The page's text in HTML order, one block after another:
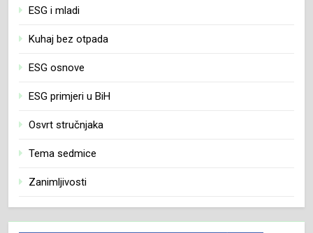
ESG i mladi
Kuhaj bez otpada
ESG osnove
ESG primjeri u BiH
Osvrt stručnjaka
Tema sedmice
Zanimljivosti